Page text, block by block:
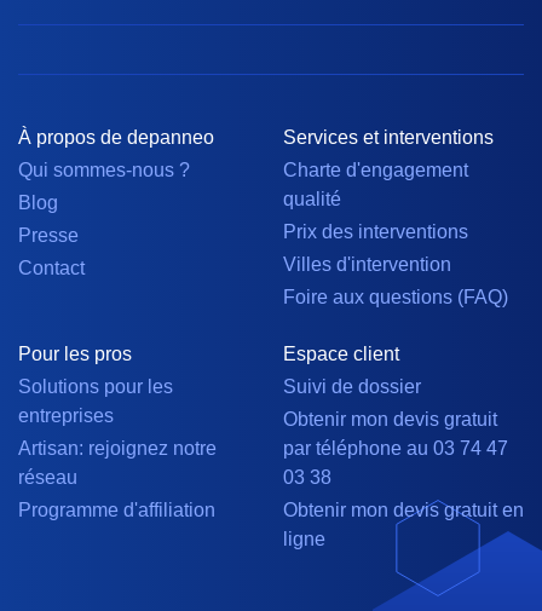
À propos de depanneo
Qui sommes-nous ?
Blog
Presse
Contact
Services et interventions
Charte d'engagement
qualité
Prix des interventions
Villes d'intervention
Foire aux questions (FAQ)
Pour les pros
Solutions pour les
entreprises
Artisan: rejoignez notre
réseau
Programme d'affiliation
Espace client
Suivi de dossier
Obtenir mon devis gratuit
par téléphone au 03 74 47
03 38
Obtenir mon devis gratuit en
ligne